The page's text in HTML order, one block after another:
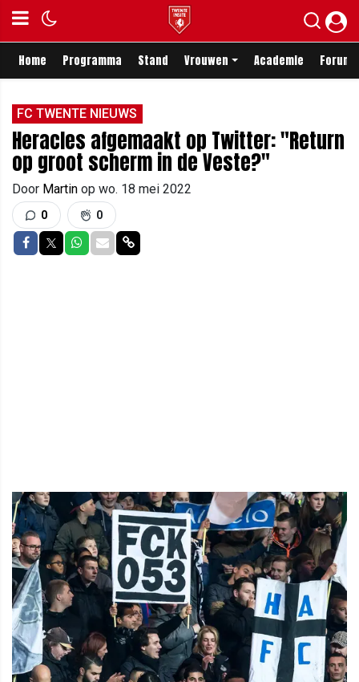
Home Programma Stand Vrouwen Academie Forum
FC TWENTE NIEUWS
Heracles afgemaakt op Twitter: "Return
op groot scherm in de Veste?"
Door Martin op wo. 18 mei 2022
0 0
Delen op Facebook
Delen op Twitter
Delen op Whatsapp
Delen via Mail
Delen via link